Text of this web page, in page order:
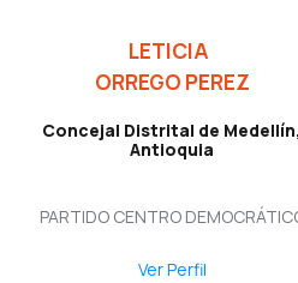
LETICIA
ORREGO PEREZ
Concejal Distrital de Medellín,
Antioquia
PARTIDO CENTRO
Ver Perfil